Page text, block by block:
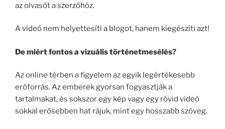
az olvasót a szerzőhöz.
A videó nem helyettesíti a blogot, hanem kiegészíti azt!
De miért fontos a vizuális történetmesélés?
Az online térben a figyelem az egyik legértékesebb
erőforrás. Az emberek gyorsan fogyasztják a
tartalmakat, és sokszor egy kép vagy egy rövid videó
sokkal erősebben hat rájuk, mint egy hosszabb szöveg.